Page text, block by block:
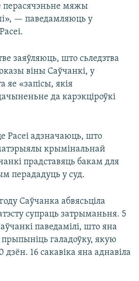
перасячэньне мяжы
— паведамляюць у
заяўляюць, што сьледзтва
віны Саўчанкі, у
яе «запісы, якія
да карэкціроўкі
Расеі адзначаюць, што
крымінальнай
прадставяць бакам для
перададуць у суд.
Саўчанка абвясьціла
супраць затрыманьня. 5
паведамілі, што яна
галадоўку, якую
16 сакавіка яна аднавіла